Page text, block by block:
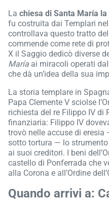
La chiesa di Santa María la
fu costruita dai Templari nel
controllava questo tratto
commende come rete di
X il Saggio dedicò diverse
María ai miracoli operati
che dà un’idea della sua
La storia templare in
Papa Clemente V sciolse
richiesta del re Filippo IV di
finanziaria: Filippo IV
trovò nelle accuse di
sotto tortura — lo
ai suoi creditori. I beni
castello di Ponferrada che
alla Corona e all’Ordine
Quando arrivi a: